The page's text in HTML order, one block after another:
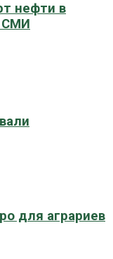
нефти в
СМИ
для аграриев